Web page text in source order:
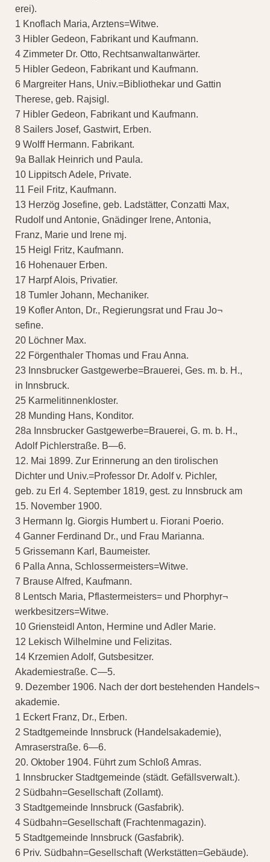
erei).
1 Knoflach Maria, Arztens=Witwe.
3 Hibler Gedeon, Fabrikant und Kaufmann.
4 Zimmeter Dr. Otto, Rechtsanwaltanwärter.
5 Hibler Gedeon, Fabrikant und Kaufmann.
6 Margreiter Hans, Univ.=Bibliothekar und Gattin
Therese, geb. Rajsigl.
7 Hibler Gedeon, Fabrikant und Kaufmann.
8 Sailers Josef, Gastwirt, Erben.
9 Wolff Hermann. Fabrikant.
9a Ballak Heinrich und Paula.
10 Lippitsch Adele, Private.
11 Feil Fritz, Kaufmann.
13 Herzög Josefine, geb. Ladstätter, Conzatti Max,
Rudolf und Antonie, Gnädinger Irene, Antonia,
Franz, Marie und Irene mj.
15 Heigl Fritz, Kaufmann.
16 Hohenauer Erben.
17 Harpf Alois, Privatier.
18 Tumler Johann, Mechaniker.
19 Kofler Anton, Dr., Regierungsrat und Frau Jo¬
sefine.
20 Löchner Max.
22 Förgenthaler Thomas und Frau Anna.
23 Innsbrucker Gastgewerbe=Brauerei, Ges. m. b. H.,
in Innsbruck.
25 Karmelitinnenkloster.
28 Munding Hans, Konditor.
28a Innsbrucker Gastgewerbe=Brauerei, G. m. b. H.,
Adolf Pichlerstraße. B—6.
12. Mai 1899. Zur Erinnerung an den tirolischen
Dichter und Univ.=Professor Dr. Adolf v. Pichler,
geb. zu Erl 4. September 1819, gest. zu Innsbruck am
15. November 1900.
3 Hermann Ig. Giorgis Humbert u. Fiorani Poerio.
4 Ganner Ferdinand Dr., und Frau Marianna.
5 Grissemann Karl, Baumeister.
6 Palla Anna, Schlossermeisters=Witwe.
7 Brause Alfred, Kaufmann.
8 Lentsch Maria, Pflastermeisters= und Phorphyr¬
werkbesitzers=Witwe.
10 Griensteidl Anton, Hermine und Adler Marie.
12 Lekisch Wilhelmine und Felizitas.
14 Krzemien Adolf, Gutsbesitzer.
Akademiestraße. C—5.
9. Dezember 1906. Nach der dort bestehenden Handels¬
akademie.
1 Eckert Franz, Dr., Erben.
2 Stadtgemeinde Innsbruck (Handelsakademie),
Amraserstraße. 6—6.
20. Oktober 1904. Führt zum Schloß Amras.
1 Innsbrucker Stadtgemeinde (städt. Gefällsverwalt.).
2 Südbahn=Gesellschaft (Zollamt).
3 Stadtgemeinde Innsbruck (Gasfabrik).
4 Südbahn=Gesellschaft (Frachtenmagazin).
5 Stadtgemeinde Innsbruck (Gasfabrik).
6 Priv. Südbahn=Gesellschaft (Werkstätten=Gebäude).